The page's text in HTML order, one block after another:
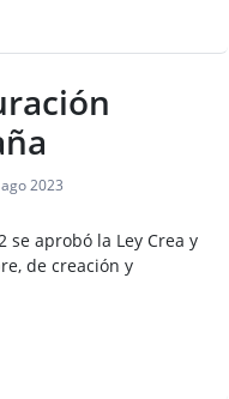
2023
se aprobó la Ley Crea y
de creación y